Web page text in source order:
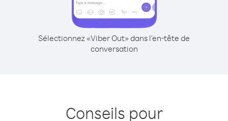
Sélectionnez «Viber Out» dans l'en-tête de
conversation
Conseils pour